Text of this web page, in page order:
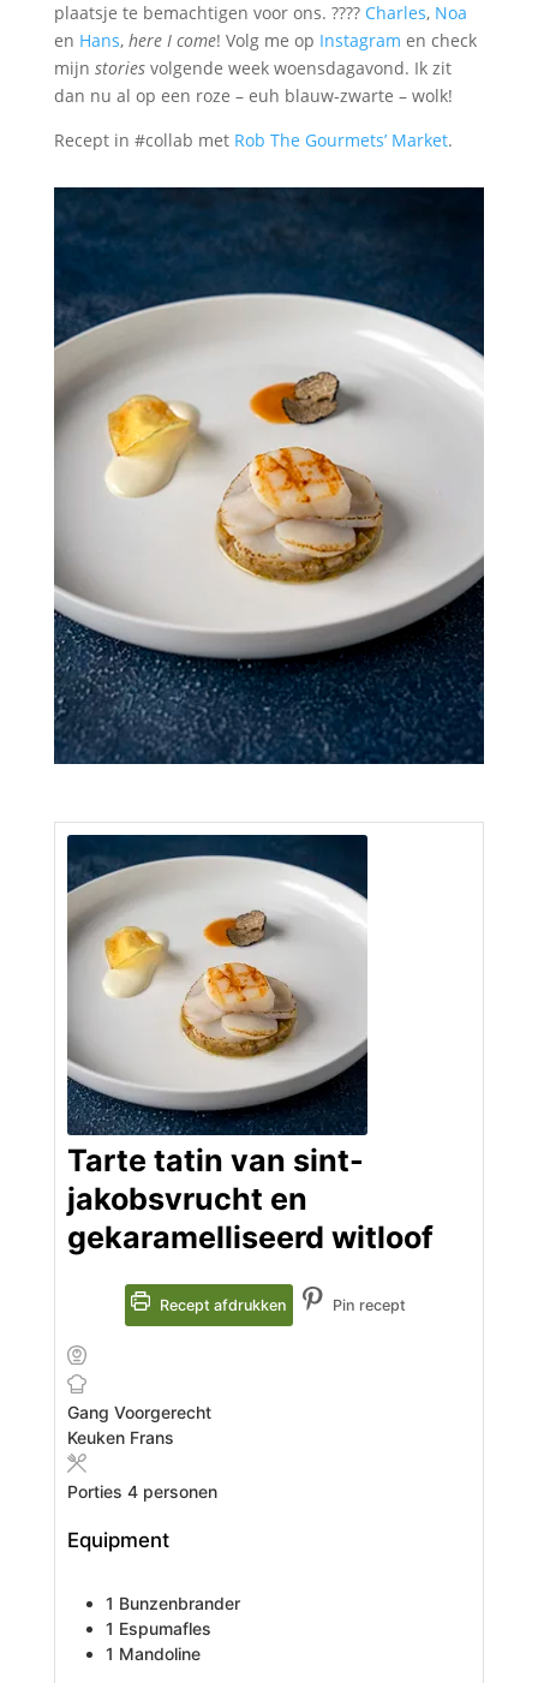
plaatsje te bemachtigen voor ons. ???? Charles, Noa
en Hans, here I come! Volg me op Instagram en check
mijn storiesvolgende week woensdagavond. Ik zit
dan nu al op een roze – euh blauw-zwarte – wolk!
Recept in #collab met Rob The Gourmets’ Market.
Tarte tatin van sint-
jakobsvrucht en
gekaramelliseerd witloof
Recept afdrukken Pin recept
Gang Voorgerecht
Keuken Frans
Porties 4 personen
Equipment
1 Bunzenbrander
1 Espumafles
1 Mandoline